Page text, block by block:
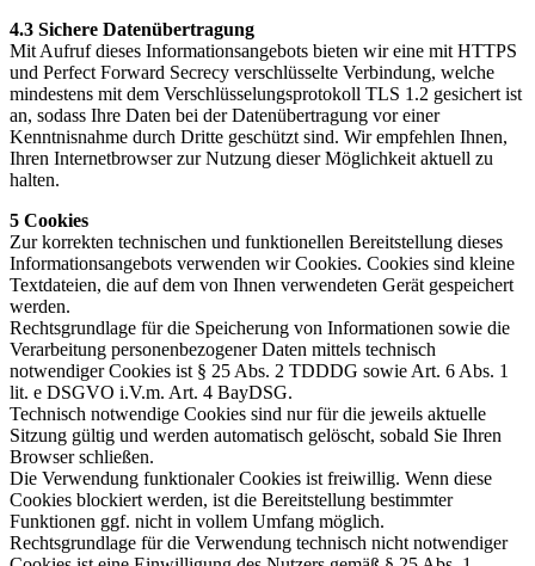
4.3 Sichere Datenübertragung
Mit Aufruf dieses Informationsangebots bieten wir eine mit HTTPS
und Perfect Forward Secrecy verschlüsselte Verbindung, welche
mindestens mit dem Verschlüsselungsprotokoll TLS 1.2 gesichert ist
an, sodass Ihre Daten bei der Datenübertragung vor einer
Kenntnisnahme durch Dritte geschützt sind. Wir empfehlen Ihnen,
Ihren Internetbrowser zur Nutzung dieser Möglichkeit aktuell zu
halten.
5 Cookies
Zur korrekten technischen und funktionellen Bereitstellung dieses
Informationsangebots verwenden wir Cookies. Cookies sind kleine
Textdateien, die auf dem von Ihnen verwendeten Gerät gespeichert
werden.
Rechtsgrundlage für die Speicherung von Informationen sowie die
Verarbeitung personenbezogener Daten mittels technisch
notwendiger Cookies ist § 25 Abs. 2 TDDDG sowie Art. 6 Abs. 1
lit. e DSGVO i.V.m. Art. 4 BayDSG.
Technisch notwendige Cookies sind nur für die jeweils aktuelle
Sitzung gültig und werden automatisch gelöscht, sobald Sie Ihren
Browser schließen.
Die Verwendung funktionaler Cookies ist freiwillig. Wenn diese
Cookies blockiert werden, ist die Bereitstellung bestimmter
Funktionen ggf. nicht in vollem Umfang möglich.
Rechtsgrundlage für die Verwendung technisch nicht notwendiger